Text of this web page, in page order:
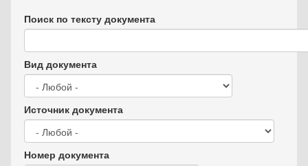
Поиск по тексту документа
Вид документа
Источник документа
Номер документа